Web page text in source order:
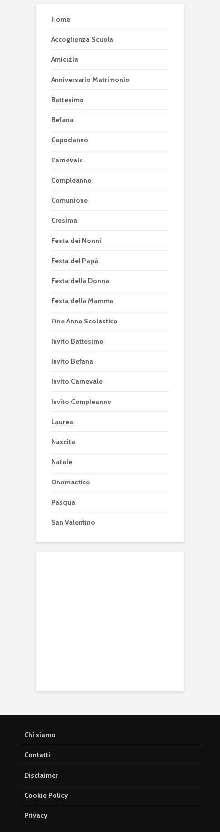
Home
Accoglienza Scuola
Amicizia
Anniversario Matrimonio
Battesimo
Befana
Capodanno
Carnevale
Compleanno
Comunione
Cresima
Festa dei Nonni
Festa del Papà
Festa della Donna
Festa della Mamma
Fine Anno Scolastico
Invito Battesimo
Invito Befana
Invito Carnevale
Invito Compleanno
Laurea
Nascita
Natale
Onomastico
Pasqua
San Valentino
Chi siamo
Contatti
Disclaimer
Cookie Policy
Privacy